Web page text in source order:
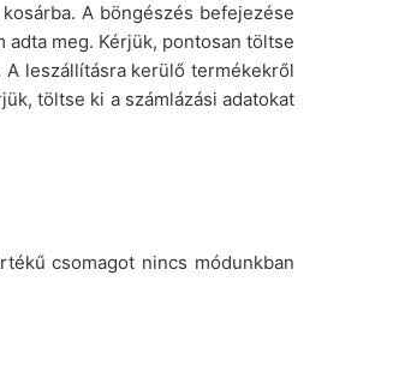
A böngészés befejezése
meg. Kérjük, pontosan töltse
leszállításra kerülő termékekről
töltse ki a számlázási adatokat
csomagot nincs módunkban